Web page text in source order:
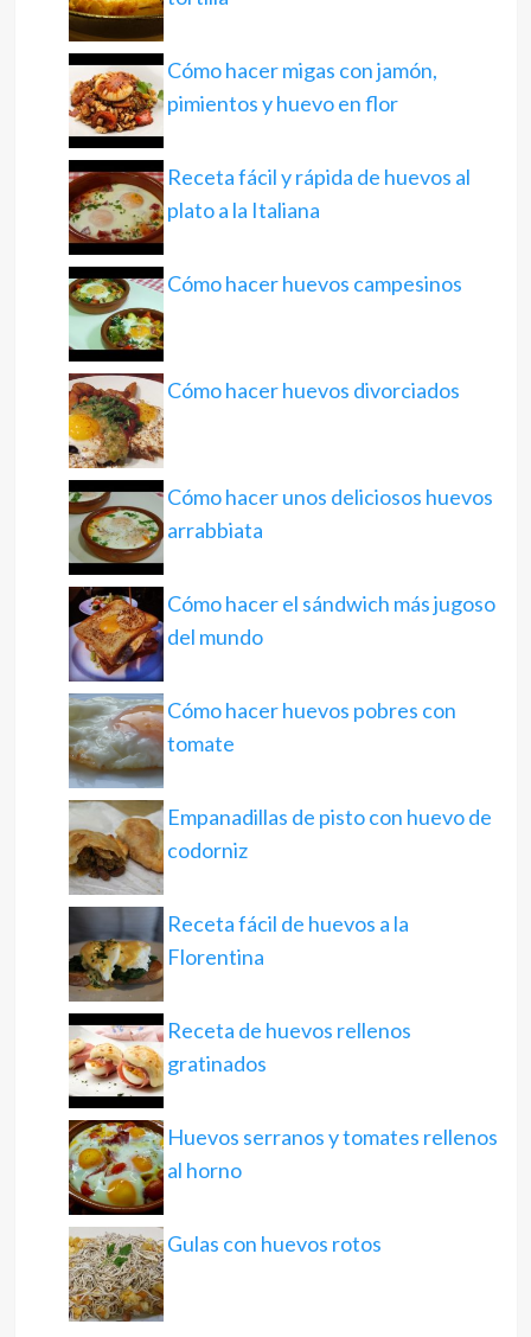
Cómo hacer migas con jamón,
pimientos y huevo en flor
Receta fácil y rápida de huevos al
plato a la Italiana
Cómo hacer huevos campesinos
Cómo hacer huevos divorciados
Cómo hacer unos deliciosos huevos
arrabbiata
Cómo hacer el sándwich más jugoso
del mundo
Cómo hacer huevos pobres con
tomate
Empanadillas de pisto con huevo de
codorniz
Receta fácil de huevos a la
Florentina
Receta de huevos rellenos
gratinados
Huevos serranos y tomates rellenos
al horno
Gulas con huevos rotos